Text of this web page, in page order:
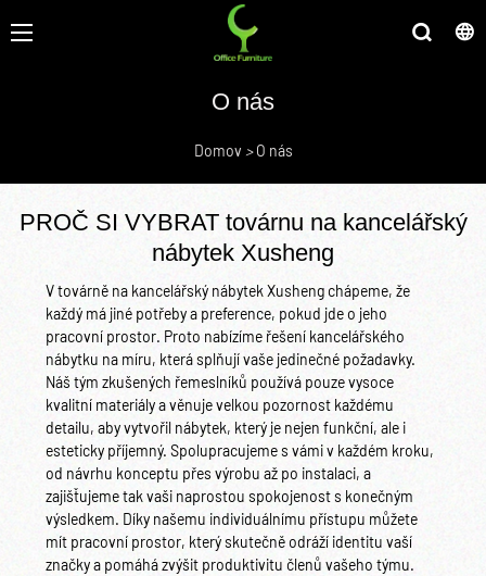
O nás
Domov > O nás
PROČ SI VYBRAT továrnu na kancelářský
nábytek Xusheng
V továrně na kancelářský nábytek Xusheng chápeme, že
každý má jiné potřeby a preference, pokud jde o jeho
pracovní prostor. Proto nabízíme řešení kancelářského
nábytku na míru, která splňují vaše jedinečné požadavky.
Náš tým zkušených řemeslníků používá pouze vysoce
kvalitní materiály a věnuje velkou pozornost každému
detailu, aby vytvořil nábytek, který je nejen funkční, ale i
esteticky příjemný. Spolupracujeme s vámi v každém kroku,
od návrhu konceptu přes výrobu až po instalaci, a
zajišťujeme tak vaši naprostou spokojenost s konečným
výsledkem. Díky našemu individuálnímu přístupu můžete
mít pracovní prostor, který skutečně odráží identitu vaší
značky a pomáhá zvýšit produktivitu členů vašeho týmu.